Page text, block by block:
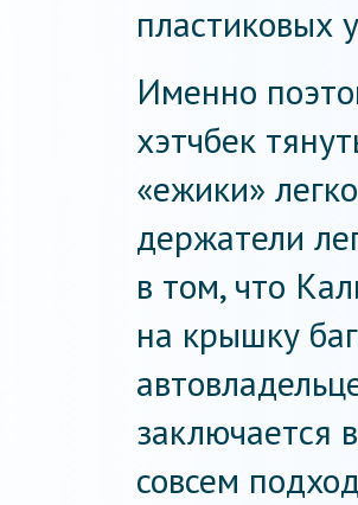
пластиковых
Именно
хэтчбек
«ежики»
держатели
в том, что
на крышку
заключается
совсем